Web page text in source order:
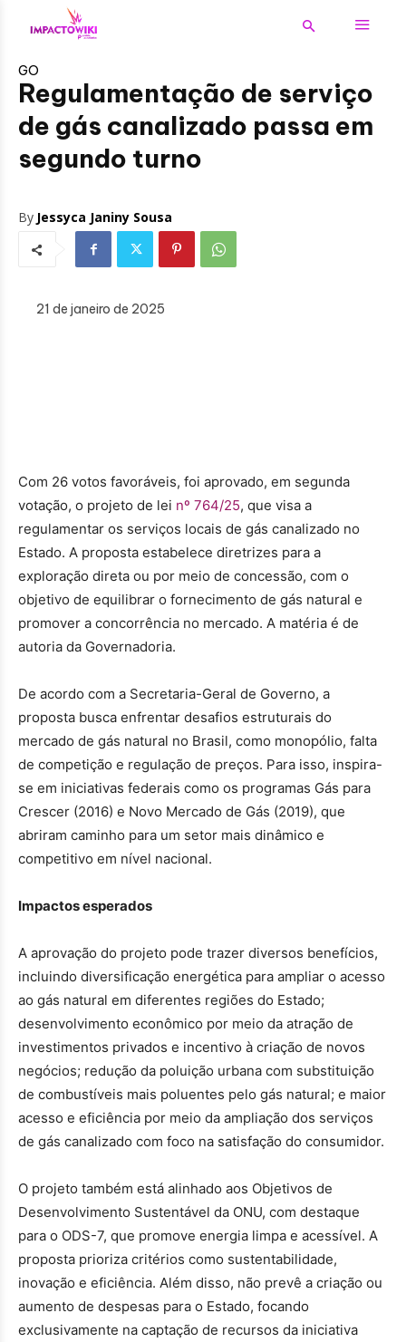
GO
Regulamentação de serviço
de gás canalizado passa em
segundo turno
By Jessyca Janiny Sousa
21 de janeiro de 2025
Com 26 votos favoráveis, foi aprovado, em segunda
votação, o projeto de lei nº 764/25, que visa a
regulamentar os serviços locais de gás canalizado no
Estado. A proposta estabelece diretrizes para a
exploração direta ou por meio de concessão, com o
objetivo de equilibrar o fornecimento de gás natural e
promover a concorrência no mercado. A matéria é de
autoria da Governadoria.
De acordo com a Secretaria-Geral de Governo, a
proposta busca enfrentar desafios estruturais do
mercado de gás natural no Brasil, como monopólio, falta
de competição e regulação de preços. Para isso, inspira-
se em iniciativas federais como os programas Gás para
Crescer (2016) e Novo Mercado de Gás (2019), que
abriram caminho para um setor mais dinâmico e
competitivo em nível nacional.
Impactos esperados
A aprovação do projeto pode trazer diversos benefícios,
incluindo diversificação energética para ampliar o acesso
ao gás natural em diferentes regiões do Estado;
desenvolvimento econômico por meio da atração de
investimentos privados e incentivo à criação de novos
negócios; redução da poluição urbana com substituição
de combustíveis mais poluentes pelo gás natural; e maior
acesso e eficiência por meio da ampliação dos serviços
de gás canalizado com foco na satisfação do consumidor.
O projeto também está alinhado aos Objetivos de
Desenvolvimento Sustentável da ONU, com destaque
para o ODS-7, que promove energia limpa e acessível. A
proposta prioriza critérios como sustentabilidade,
inovação e eficiência. Além disso, não prevê a criação ou
aumento de despesas para o Estado, focando
exclusivamente na captação de recursos da iniciativa